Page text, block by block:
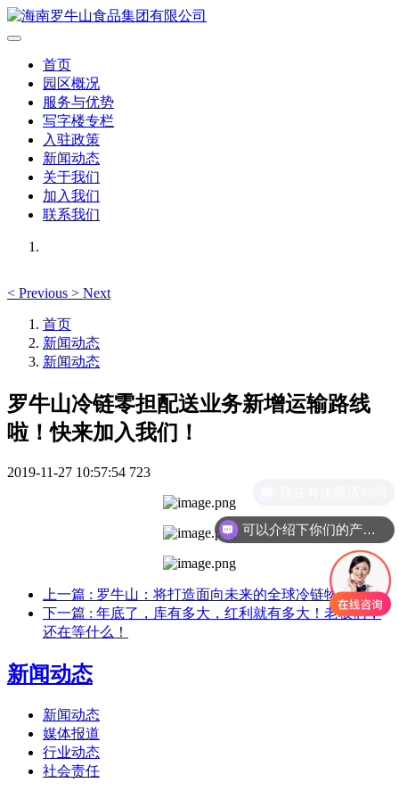
首页
园区概况
服务与优势
写字楼专栏
入驻政策
新闻动态
关于我们
加入我们
联系我们
< Previous > Next
首页
新闻动态
新闻动态
罗牛山冷链零担配送业务新增运输路线
啦！快来加入我们！
2019-11-27 10:57:54 723
上一篇 : 罗牛山：将打造面向未来的全球冷链物流枢纽
下一篇 : 年底了，库有多大，红利就有多大！老板们，
还在等什么！
新闻动态
新闻动态
媒体报道
行业动态
社会责任
可以介绍下你们的产品么